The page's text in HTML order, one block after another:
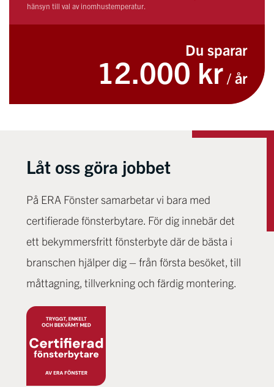
hänsyn till val av inomhustemperatur.
Du sparar
12.000 kr / år
Låt oss göra jobbet
På ERA Fönster samarbetar vi bara med
certifierade fönsterbytare. För dig innebär det
ett bekymmersfritt fönsterbyte där de bästa i
branschen hjälper dig – från första besöket, till
måttagning, tillverkning och färdig montering.